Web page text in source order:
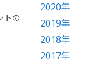
トの
2020年
2019年
2018年
2017年